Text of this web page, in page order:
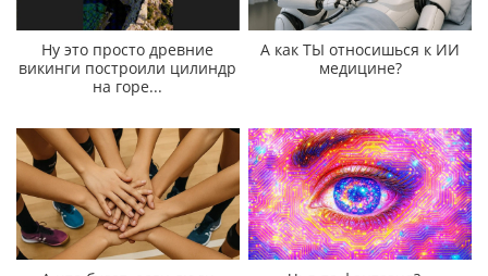
Ну это просто древние
викинги построили цилиндр
на горе...
А как ТЫ относишься к ИИ
медицине?